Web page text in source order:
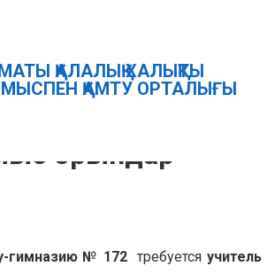
ҚАЛАЛЫҚ ХАЛЫҚТЫ
ҚАМТУ ОРТАЛЫҒЫ
ОРЫНДАР
орындар
гимназию № 172требуетсяучитель